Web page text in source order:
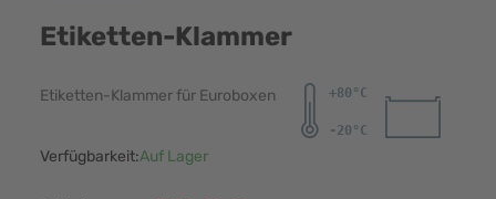
Etiketten-Klammer
Etiketten-Klammer für Euroboxen
Verfügbarkeit:Auf Lager